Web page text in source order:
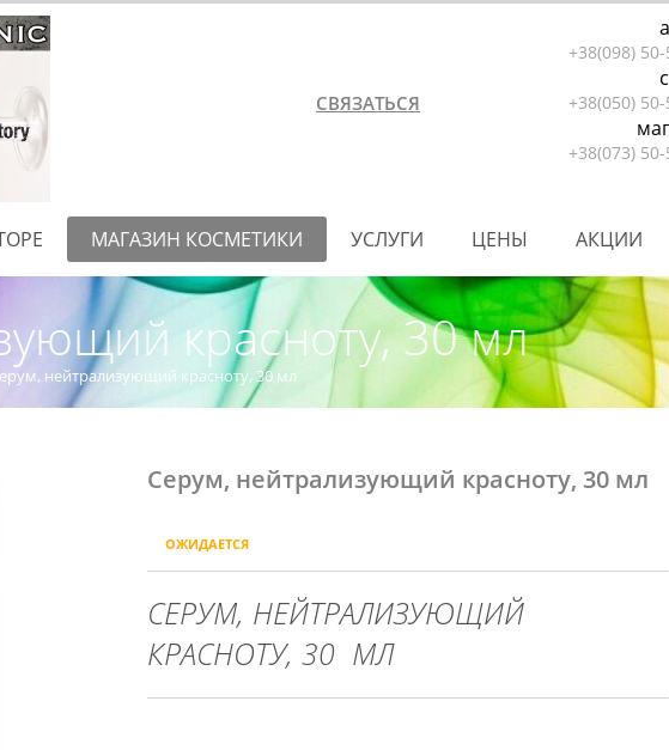
СВЯЗАТЬСЯ
+38(098)
+38(050)
+38(073)
МАГАЗИН КОСМЕТИКИ УСЛУГИ ЦЕНЫ АКЦИИ
красноту, 30 мл
нейтрализующий красноту, 30 мл
Серум, нейтрализующий красноту, 30 мл
ОЖИДАЕТСЯ
СЕРУМ, НЕЙТРАЛИЗУЮЩИЙ
КРАСНОТУ, 30 МЛ